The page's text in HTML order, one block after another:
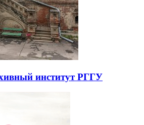
институт РГГУ